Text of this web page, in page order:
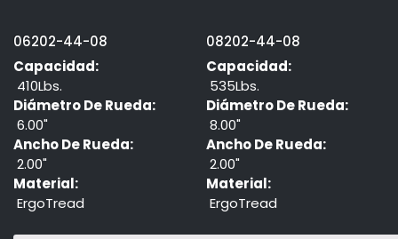
06202-44-08
Capacidad:
410Lbs.
Diámetro De Rueda:
6.00"
Ancho De Rueda:
2.00"
Material:
ErgoTread
08202-44-08
Capacidad:
535Lbs.
Diámetro De Rueda:
8.00"
Ancho De Rueda:
2.00"
Material:
ErgoTread